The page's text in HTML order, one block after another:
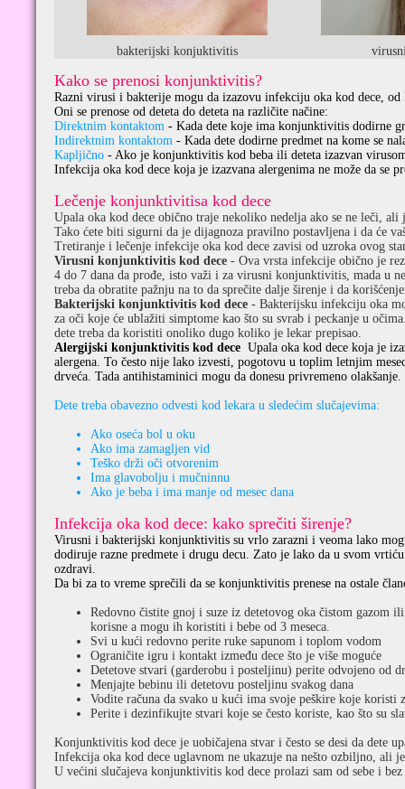
bakterijski konjuktivitis
Kako se prenosi konjunktivitis?
Razni virusi i bakterije mogu da izazovu infekciju oka kod dece,
Oni se prenose od deteta do deteta na različite načine:
Direktnim kontaktom - Kada dete koje ima konjunktivitis dodirne
Indirektnim kontaktom - Kada dete dodirne predmet na kome se
Kapljično - Ako je konjunktivitis kod beba ili deteta izazvan
Infekcija oka kod dece koja je izazvana alergenima ne može da se
Lečenje konjunktivitisa kod dece
Upala oka kod dece obično traje nekoliko nedelja ako se ne leči,
Tako ćete biti sigurni da je dijagnoza pravilno postavljena i da će
Tretiranje i lečenje infekcije oka kod dece zavisi od uzroka ovog
Virusni konjunktivitis kod dece - Ova vrsta infekcije obično je
4 do 7 dana da prođe, isto važi i za virusni konjunktivitis, mada u
treba da obratite pažnju na to da sprečite dalje širenje i da
Bakterijski konjunktivitis kod dece - Bakterijsku infekciju oka
za oči koje će ublažiti simptome kao što su svrab i peckanje u
dete treba da koristiti onoliko dugo koliko je lekar prepisao.
Alergijski konjunktivitis kod dece Upala oka kod dece koja je
alergena. To često nije lako izvesti, pogotovu u toplim letnjim
drveća. Tada antihistaminici mogu da donesu privremeno olakšanje.
Dete treba obavezno odvesti kod lekara u sledećim slučajevima:
Ako oseća bol u oku
Ako ima zamagljen vid
Teško drži oči otvorenim
Ima glavobolju i mučninnu
Ako je beba i ima manje od mesec dana
Infekcija oka kod dece: kako sprečiti širenje?
Virusni i bakterijski konjunktivitis su vrlo zarazni i veoma lako
dodiruje razne predmete i drugu decu. Zato je lako da u svom
ozdravi.
Da bi za to vreme sprečili da se konjunktivitis prenese na ostale
Redovno čistite gnoj i suze iz detetovog oka čistom gazom
korisne a mogu ih koristiti i bebe od 3 meseca.
Svi u kući redovno perite ruke sapunom i toplom vodom
Ograničite igru i kontakt između dece što je više moguće
Detetove stvari (garderobu i posteljinu) perite odvojeno od
Menjajte bebinu ili detetovu posteljinu svakog dana
Vodite računa da svako u kući ima svoje peškire koje koristi
Perite i dezinfikujte stvari koje se često koriste, kao što su
Konjunktivitis kod dece je uobičajena stvar i često se desi da dete
Infekcija oka kod dece uglavnom ne ukazuje na nešto ozbiljno, ali
U većini slučajeva konjunktivitis kod dece prolazi sam od sebe i